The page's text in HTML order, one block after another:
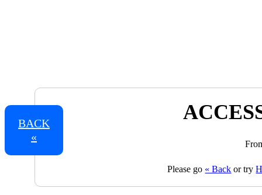
BACK
«
Please go « Back or try